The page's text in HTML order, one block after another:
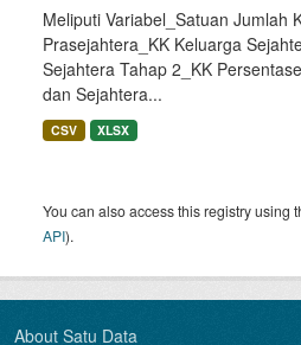
Meliputi Variabel_Satuan Jumlah
Prasejahtera_KK Keluarga
Sejahtera Tahap 2_KK
dan Sejahtera...
CSV XLSX
You can also access this registry using
API).
About Satu Data